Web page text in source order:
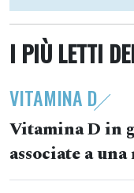
I PIÙ LETTI
VITAMINA D
Vitamina D in
associate a